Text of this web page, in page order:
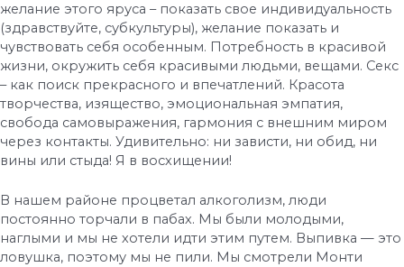
желание этого яруса – показать свое индивидуальность
(здравствуйте, субкультуры), желание показать и
чувствовать себя особенным. Потребность в красивой
жизни, окружить себя красивыми людьми, вещами. Секс
– как поиск прекрасного и впечатлений. Красота
творчества, изящество, эмоциональная эмпатия,
свобода самовыражения, гармония с внешним миром
через контакты. Удивительно: ни зависти, ни обид, ни
вины или стыда! Я в восхищении!
В нашем районе процветал алкоголизм, люди
постоянно торчали в пабах. Мы были молодыми,
наглыми и мы не хотели идти этим путем. Выпивка — это
ловушка, поэтому мы не пили. Мы смотрели Монти